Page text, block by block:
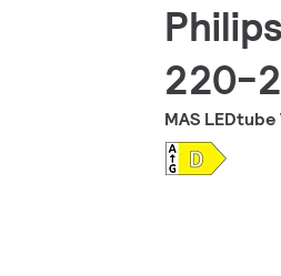
220-
MAS LEDtube